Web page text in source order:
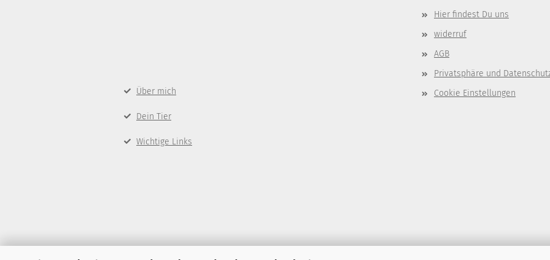
Hier findest Du uns
widerruf
AGB
Privatsphäre und
Cookie Einstellungen
Über mich
Dein Tier
Wichtige Links